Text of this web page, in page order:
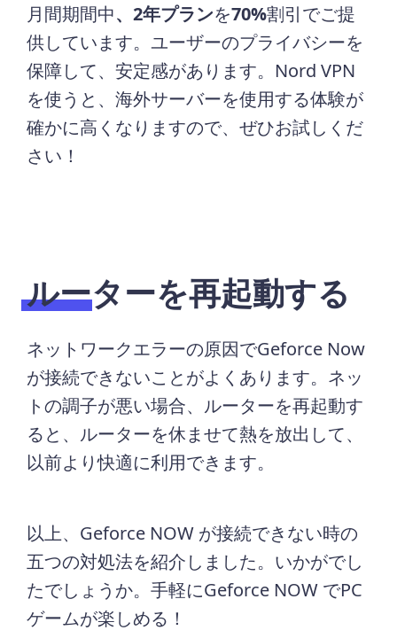
月間期間中、2年プランを70%割引でご提
供しています。ユーザーのプライバシーを
保障して、安定感があります。Nord VPN
を使うと、海外サーバーを使用する体験が
確かに高くなりますので、ぜひお試しくだ
さい！
ルーターを再起動する
ネットワークエラーの原因でGeforce Now
が接続できないことがよくあります。ネッ
トの調子が悪い場合、ルーターを再起動す
ると、ルーターを休ませて熱を放出して、
以前より快適に利用できます。
以上、Geforce NOW が接続できない時の
五つの対処法を紹介しました。いかがでし
たでしょうか。手軽にGeforce NOW でPC
ゲームが楽しめる！